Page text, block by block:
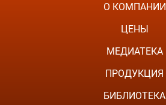
О КОМПАНИИ
ЦЕНЫ
МЕДИАТЕКА
ПРОДУКЦИЯ
БИБЛИОТЕКА